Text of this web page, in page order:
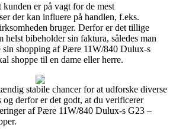
er på vagt for de mest
der kan influere på handlen, f.eks.
bruger. Derfor er det tillige
helst bibeholder sin faktura, således man
shopping af Pære 11W/840 Dulux-s
shoppe til en dame eller herre.
stabile chancer for at udforske diverse
og derfor er det godt, at du verificerer
af Pære 11W/840 Dulux-s G23 –